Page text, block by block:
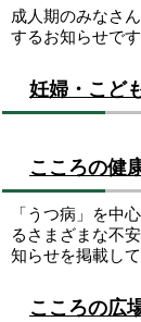
成人期のみなさ
するお知らせです
妊婦・こど
こころの健
「うつ病」を中
るさまざまな不
知らせを掲載して
こころの広